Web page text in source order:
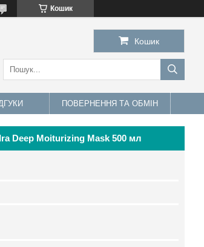
Кошик
Кошик
ПОВЕРНЕННЯ ТА ОБМІН
Deep Moiturizing Mask 500 мл